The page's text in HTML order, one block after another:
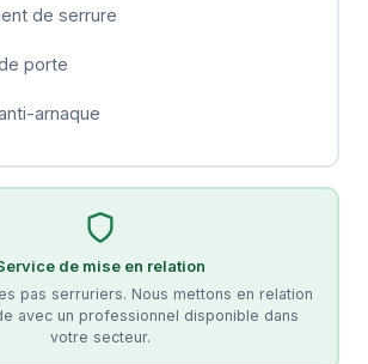
de serrure
porte
arnaque
de mise en relation
pas serruriers. Nous mettons en relation
avec un professionnel disponible dans
votre secteur.